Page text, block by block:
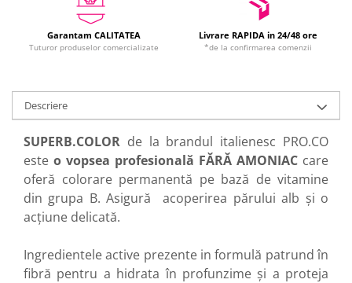
Garantam CALITATEA
Tuturor produselor comercializate
Livrare RAPIDA in 24/48 ore
*de la confirmarea comenzii
Descriere
SUPERB.COLOR de la brandul italienesc PRO.CO
este o vopsea profesională FĂRĂ AMONIAC care
oferă colorare permanentă pe bază de vitamine
din grupa B. Asigură acoperirea părului alb și o
acțiune delicată.
Ingredientele active prezente in formulă patrund în
fibră pentru a hidrata în profunzime și a proteja